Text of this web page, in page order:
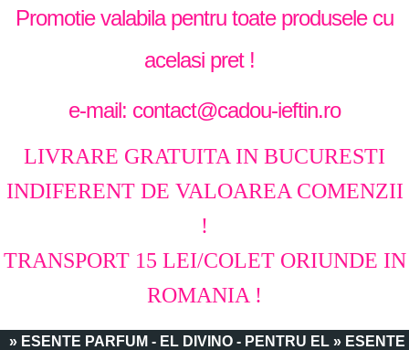
Promotie valabila pentru toate produsele cu
acelasi pret !
e-mail: contact@cadou-ieftin.ro
LIVRARE GRATUITA IN BUCURESTI
INDIFERENT DE VALOAREA COMENZII
!
TRANSPORT 15 LEI/COLET ORIUNDE IN
ROMANIA !
» ESENTE PARFUM - EL DIVINO - PENTRU EL » ESENTE